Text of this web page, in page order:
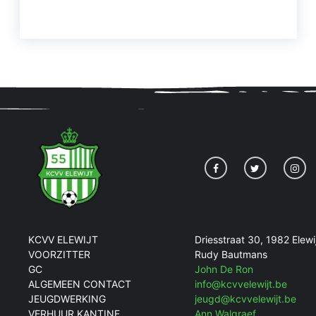
KCVV ELEWIJT
Driesstraat 30, 1982
VOORZITTER
Rudy Bautmans
GC
John De Ron
ALGEMEEN CONTACT
info@kcvvelewijt.be
JEUGDWERKING
jeugd@kcvvelewijt.be
VERHUUR KANTINE
Ann Walgraef